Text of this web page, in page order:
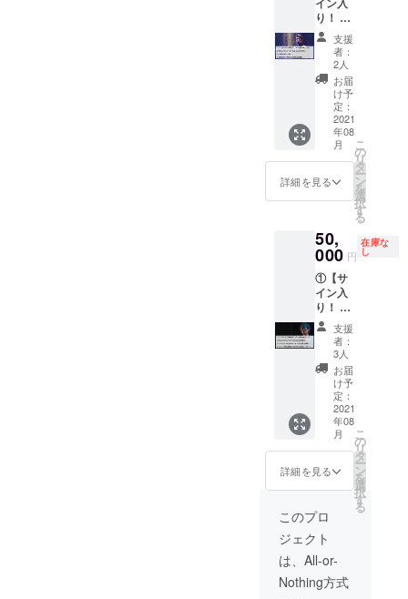
ます。
※支援
時、必
ず備考
欄にご
希望の
お名前
をご記
入くだ
さい。
THE
LEGEN
Dメン
バーの
制作秘
話など
トーク
イベン
トと共
に、コ
をお楽
しみい
試写会
は2021
年8月22
日
（日）
14:00〜
都内
で予定
してお
ります
※Blu-
rayは完
成試写
会でメ
ンバー
渡しい
たしま
支援
時、必
ず備考
欄にご
希望の
お名前
LEGEN
D15周
年記念
コン
サート
映像の
エンド
ロール
【制作
スタッ
フ】の
ナー
に、あ
をお載
せしま
す。 ③
コン
サート
映像の
完成試
写会に
ご招待
しま
す。
THE
LEGEN
Dメン
話など
トーク
トと共
に、コ
ンサー
ト映像
をお楽
しみい
サー
ト、
オー
チャー
ドホー
ル公演
15周年
記念コ
ンサー
ト「そ
れでも
世界は
美し
スクに
サイン
を入れ
てお送
りしま
す。 〇
THE
LEGEN
D15周
年記念
コン
サート
映像の
エンド
ロール
al
Thanks
コー
ナー
に、あ
なたの
お名前
をお載
③【完
成試写
会にご
招待】
④【完
成試写
会に登
壇！お
好きな
コー
ナーを1
つ作り
メン
ショ
ン】 〇
LEGEN
D15周
年記念
コン
サー
ト、
オー
チャー
ドホー
ル公演
15周年
記念コ
ンサー
ト「そ
美し
のBlu-
rayディ
スクに
サイン
り！ 15
周年記
念コン
サート
それで
も世界
は美し
い。
Blu-ray
ディス
ク】
③【完
成試写
④【発
売記念
ラジオ
番組に
ご出演
出来る
権利】
〇THE
LEGEN
D15周
年記念
コン
サー
ト、
オー
チャー
ドホー
記念コ
ト「そ
れでも
美し
支援
者：
2人
お届
け予
定：
2021
年08
月
詳細を見る
こ
の
リ
タ
ー
ン
を
選
択
す
る
50,
000 円
在庫な
し
①【サ
イン入
り！ 15
周年記
念コン
サート
それで
も世界
は美し
い。
Blu-ray
ディス
ク】
②【Blu
-rayの
ロール
にあな
たのお
名前
を！】
③【ブ
支援
者：
3人
お届
け予
定：
2021
年08
月
詳細を見る
こ
の
リ
タ
ー
ン
を
選
択
す
る
このプロ
ジェクト
は、All-or-
Nothing方式